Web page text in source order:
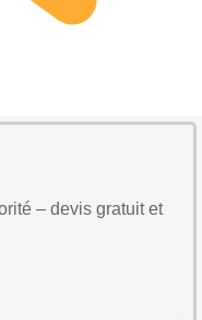
– devis gratuit et